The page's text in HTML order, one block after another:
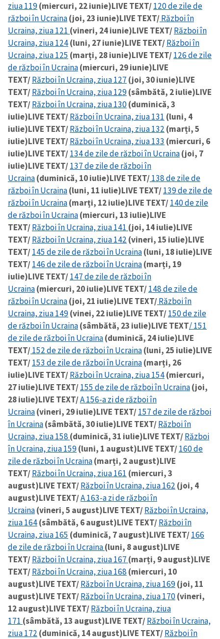
ziua 119(miercuri, 22 iunie)LIVE TEXT/120 de zile de
război în Ucraina(joi, 23 iunie)LIVE TEXT/Război în
Ucraina, ziua 121 (vineri, 24 iunie)LIVE TEXT/Război în
Ucraina, ziua 124(luni, 27 iunie)LIVE TEXT/Război în
Ucraina, ziua 125 (marți, 28 iunie)LIVE TEXT/126 de zile
de război în Ucraina(miercuri, 29 iunie)LIVE
TEXT/Război în Ucraina, ziua 127 (joi, 30 iunie)LIVE
TEXT/Război în Ucraina, ziua 129(sâmbătă, 2 iulie)LIVE
TEXT/Război în Ucraina, ziua 130(duminică, 3
iulie)LIVE TEXT/Război în Ucraina, ziua 131 (luni, 4
iulie)LIVE TEXT/Război în Ucraina, ziua 132 (marți, 5
iulie)LIVE TEXT/Război în Ucraina, ziua 133 (miercuri, 6
iulie)LIVE TEXT/134 de zile de război în Ucraina(joi, 7
iulie)LIVE TEXT/137 de zile de război în
Ucraina(duminică, 10 iulie)LIVE TEXT/138 de zile de
război în Ucraina(luni, 11 iulie)LIVE TEXT/139 de zile de
război în Ucraina(marți, 12 iulie)LIVE TEXT/140 de zile
de război în Ucraina(miercuri, 13 iulie)LIVE
TEXT/Război în Ucraina, ziua 141 (joi, 14 iulie)LIVE
TEXT/Război în Ucraina, ziua 142 (vineri, 15 iulie)LIVE
TEXT/145 de zile de război în Ucraina(luni, 18 iulie)LIVE
TEXT/146 de zile de război în Ucraina(marți, 19
iulie)LIVE TEXT/147 de zile de război în
Ucraina(miercuri, 20 iulie)LIVE TEXT/148 de zile de
război în Ucraina(joi, 21 iulie)LIVE TEXT/Război în
Ucraina, ziua 149(vinei, 22 iulie)LIVE TEXT/150 de zile
de război în Ucraina(sâmbătă, 23 iulie)LIVE TEXT/ 151
de zile de război în Ucraina(duminică, 24 iulie)LIVE
TEXT/152 de zile de război în Ucraina(luni, 25 iulie)LIVE
TEXT/153 de zile de război în Ucraina(marți, 26
iulie)LIVE TEXT/Război în Ucraina, ziua 154(miercuri,
27 iulie)LIVE TEXT/155 de zile de război în Ucraina(joi,
28 iulie)LIVE TEXT/A 156-a zi de război în
Ucraina(vineri, 29 iulie)LIVE TEXT/157 de zile de război
în Ucraina(sâmbătă, 30 iulie)LIVE TEXT/Război în
Ucraina, ziua 158 (duminică, 31 iulie)LIVE TEXT/Război
în Ucraina, ziua 159(luni, 1 august)LIVE TEXT/160 de
zile de război în Ucraina(marți, 2 august)LIVE
TEXT/Război în Ucraina, ziua 161 (miercuri, 3
august)LIVE TEXT/Război în Ucraina, ziua 162 (joi, 4
august)LIVE TEXT/A 163-a zi de război în
Ucraina(vineri, 5 august)LIVE TEXT/Război în Ucraina,
ziua 164(sâmbătă, 6 august)LIVE TEXT/Război în
Ucraina, ziua 165 (duminică, 7 august)LIVE TEXT/166
de zile de război în Ucraina(luni, 8 august)LIVE
TEXT/Război în Ucraina, ziua 167 (marți, 9 august)LIVE
TEXT/Război în Ucraina, ziua 168 (miercuri, 10
august)LIVE TEXT/Război în Ucraina, ziua 169(joi, 11
august)LIVE TEXT/Război în Ucraina, ziua 170(vineri,
12 august)LIVE TEXT/Război în Ucraina, ziua
171 (sâmbătă, 13 august)LIVE TEXT/Război în Ucraina,
ziua 172 (duminică, 14 august)LIVE TEXT/Război în